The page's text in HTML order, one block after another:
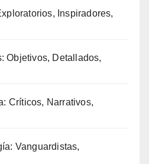
Inspiradores,
Objetivos, Detallados,
Críticos, Narrativos,
Vanguardistas,